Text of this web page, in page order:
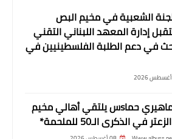
إليكم التفاصيل
الشعبية في مخيم البص
إدارة المعهد اللبناني التقني
في دعم الطلبة الفلسطينيين في
*جماهيري حماsس يلتقي أهالي مخيم
في الذكرى الـ50 للملحمة*